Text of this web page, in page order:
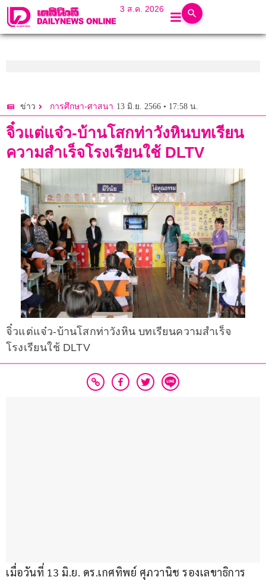
3 ส.ค. 2026
ข่าว การศึกษา-ศาสนา 13 มิ.ย. 2566 • 17:58 น.
จิ๋วแต่แจ๋ว-บ้านโสกท่าวังหินบทเรียน
ความสำเร็จโรงเรียนใช้ DLTV
จิ๋วแต่แจ๋ว-บ้านโสกท่าวังหิน บทเรียนความสำเร็จ
โรงเรียนใช้ DLTV
เมื่อวันที่ 13 มิ.ย. ดร.เกศทิพย์ ศุภวานิช รองเลขาธิการ